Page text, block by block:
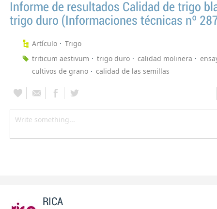
Informe de resultados Calidad de trigo
trigo duro (Informaciones técnicas nº
Artículo
Trigo
triticum aestivum
trigo duro calidad molinera
cultivos de grano
calidad de las semillas
RICA